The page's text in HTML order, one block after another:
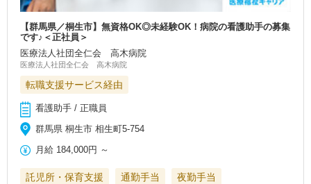
【群馬県／桐生市】無資格OK◎未経験OK！病院の看護助手の募集
です♪＜正社員＞
医療法人社団全仁会 高木病院
医療法人社団全仁会 高木病院
転職支援サービス経由
看護助手 / 正職員
群馬県 桐生市 相生町5-754
月給 184,000円 ～
託児所・保育支援 通勤手当 夜勤手当